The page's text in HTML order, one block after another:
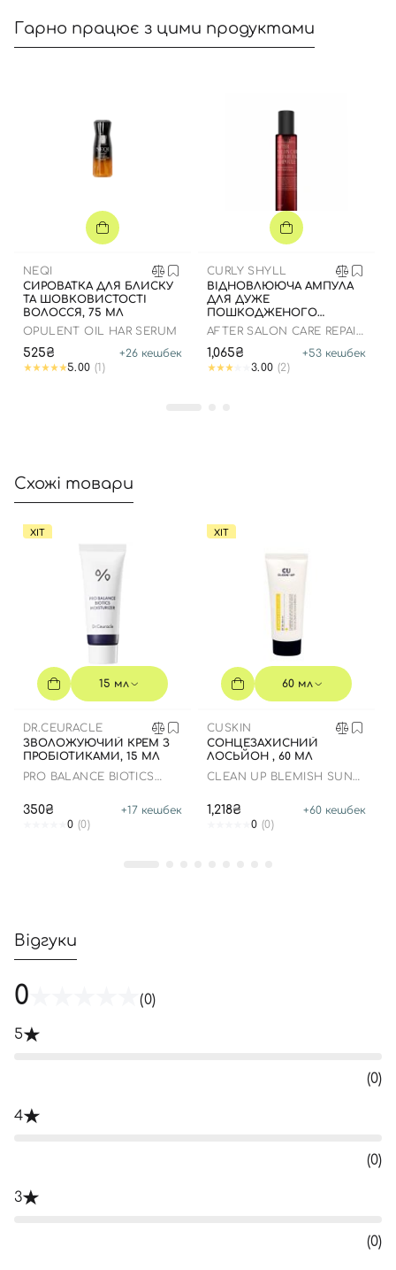
Гарно працює з цими продуктами
NEQI
CИРОВАТКА ДЛЯ БЛИСКУ
ТА ШОВКОВИСТОСТІ
ВОЛОССЯ, 75 МЛ
OPULENT OIL HAR SERUM
525₴ +26 кешбек
5.00 (1)
CURLY SHYLL
ВІДНОВЛЮЮЧА АМПУЛА
ДЛЯ ДУЖЕ
ПОШКОДЖЕНОГО
ВОЛОССЯ, 100 МЛ
AFTER SALON CARE REPAIR
1,065₴ +53 кешбек
3.00 (2)
Схожі товари
ХІТ
15 мл
DR.CEURACLE
ЗВОЛОЖУЮЧИЙ КРЕМ З
ПРОБІОТИКАМИ, 15 МЛ
PRO BALANCE BIOTICS
350₴ +17 кешбек
0 (0)
ХІТ
60 мл
CUSKIN
СОНЦЕЗАХИСНИЙ
ЛОСЬЙОН , 60 МЛ
CLEAN UP BLEMISH SUN
1,218₴ +60 кешбек
0 (0)
Відгуки
0 (0)
5
(0)
4
(0)
3
(0)
Вхід Реєстрація
Відправляючи форму для авторизації/реєстрації ви
приймаєте умови Угоди користувача
Далі